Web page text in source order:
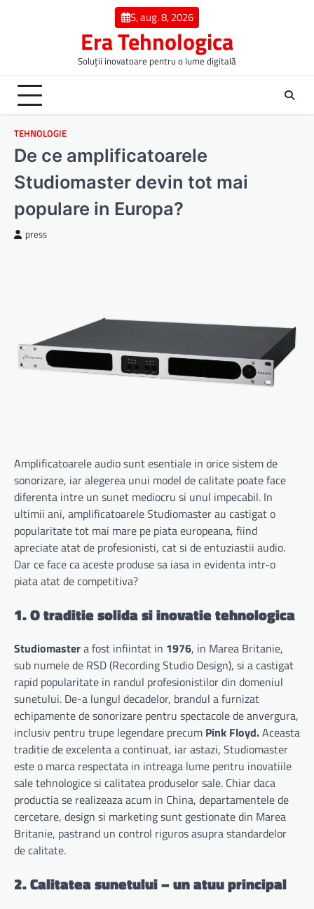
S, aug. 8, 2026
Era Tehnologica
Soluții inovatoare pentru o lume digitală
TEHNOLOGIE
De ce amplificatoarele
Studiomaster devin tot mai
populare in Europa?
press
Amplificatoarele audio sunt esentiale in orice sistem de
sonorizare, iar alegerea unui model de calitate poate face
diferenta intre un sunet mediocru si unul impecabil. In
ultimii ani, amplificatoarele Studiomaster au castigat o
popularitate tot mai mare pe piata europeana, fiind
apreciate atat de profesionisti, cat si de entuziastii audio.
Dar ce face ca aceste produse sa iasa in evidenta intr-o
piata atat de competitiva?
1. O traditie solida si inovatie tehnologica
Studiomastera fost infiintat in 1976, in Marea Britanie,
sub numele de RSD (Recording Studio Design), si a castigat
rapid popularitate in randul profesionistilor din domeniul
sunetului. De-a lungul decadelor, brandul a furnizat
echipamente de sonorizare pentru spectacole de anvergura,
inclusiv pentru trupe legendare precum Pink Floyd.Aceasta
traditie de excelenta a continuat, iar astazi, Studiomaster
este o marca respectata in intreaga lume pentru inovatiile
sale tehnologice si calitatea produselor sale. Chiar daca
productia se realizeaza acum in China, departamentele de
cercetare, design si marketing sunt gestionate din Marea
Britanie, pastrand un control riguros asupra standardelor
de calitate.
2. Calitatea sunetului – un atuu principal